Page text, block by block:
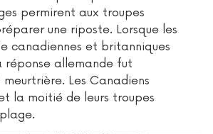
permirent aux troupes
une riposte. Lorsque les
canadiennes et britanniques
réponse allemande fut
Les Canadiens
la moitié de leurs troupes